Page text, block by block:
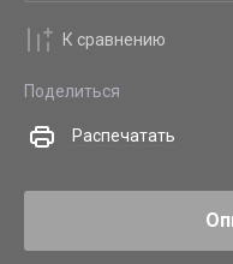
К сравнению
Поделиться
Распечатать